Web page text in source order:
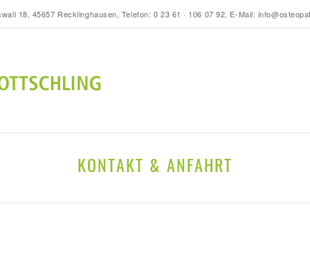
18, 45657 Recklinghausen, Telefon: 0 23 61 · 106 07 92 , E-Mail:
KONTAKT & ANFAHRT